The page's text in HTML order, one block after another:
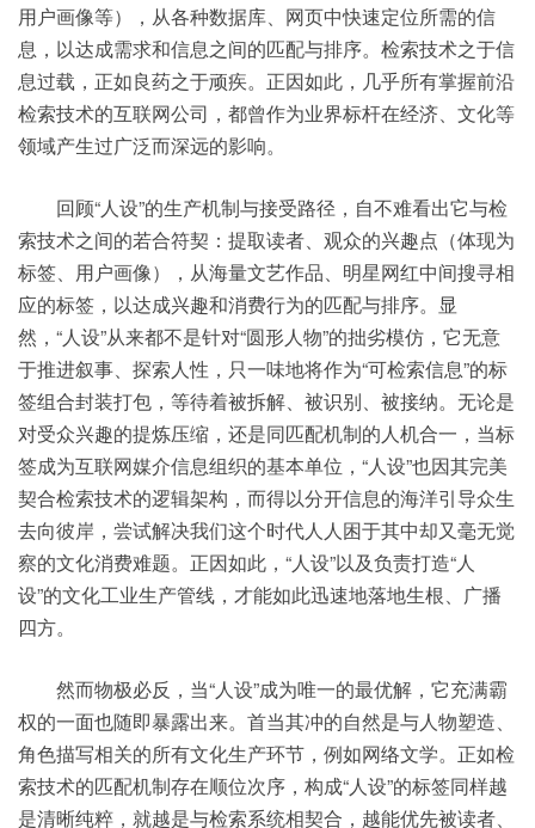
用户画像等），从各种数据库、网页中快速定位所需的信
息，以达成需求和信息之间的匹配与排序。检索技术之于信
息过载，正如良药之于顽疾。正因如此，几乎所有掌握前沿
检索技术的互联网公司，都曾作为业界标杆在经济、文化等
领域产生过广泛而深远的影响。
回顾“人设”的生产机制与接受路径，自不难看出它与检
索技术之间的若合符契：提取读者、观众的兴趣点（体现为
标签、用户画像），从海量文艺作品、明星网红中间搜寻相
应的标签，以达成兴趣和消费行为的匹配与排序。显
然，“人设”从来都不是针对“圆形人物”的拙劣模仿，它无意
于推进叙事、探索人性，只一味地将作为“可检索信息”的标
签组合封装打包，等待着被拆解、被识别、被接纳。无论是
对受众兴趣的提炼压缩，还是同匹配机制的人机合一，当标
签成为互联网媒介信息组织的基本单位，“人设”也因其完美
契合检索技术的逻辑架构，而得以分开信息的海洋引导众生
去向彼岸，尝试解决我们这个时代人人困于其中却又毫无觉
察的文化消费难题。正因如此，“人设”以及负责打造“人
设”的文化工业生产管线，才能如此迅速地落地生根、广播
四方。
然而物极必反，当“人设”成为唯一的最优解，它充满霸
权的一面也随即暴露出来。首当其冲的自然是与人物塑造、
角色描写相关的所有文化生产环节，例如网络文学。正如检
索技术的匹配机制存在顺位次序，构成“人设”的标签同样越
是清晰纯粹，就越是与检索系统相契合，越能优先被读者、